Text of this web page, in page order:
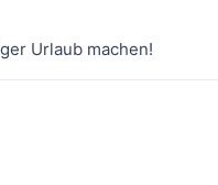
Urlaub machen!